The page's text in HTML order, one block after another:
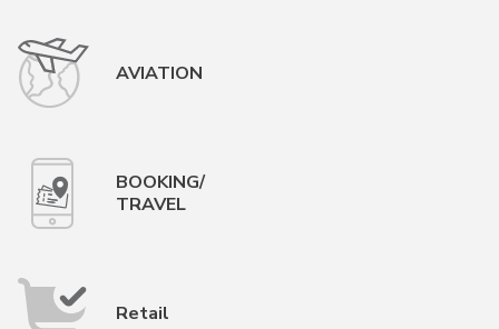
AVIATION
BOOKING/
TRAVEL
Retail